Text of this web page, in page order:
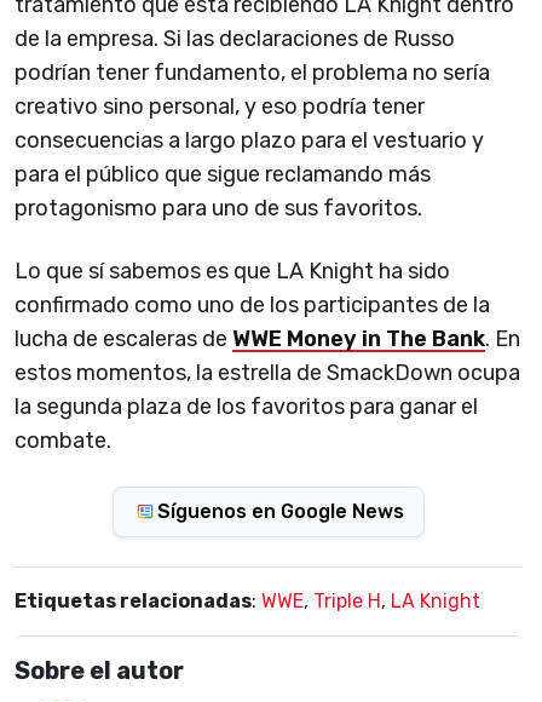
de la empresa. Si las declaraciones de Russo
podrían tener fundamento, el problema no sería
creativo sino personal, y eso podría tener
consecuencias a largo plazo para el vestuario y
para el público que sigue reclamando más
protagonismo para uno de sus favoritos.
Lo que sí sabemos es que LA Knight ha sido
confirmado como uno de los participantes de la
lucha de escaleras de WWE Money in The Bank. En
estos momentos, la estrella de SmackDown ocupa
la segunda plaza de los favoritos para ganar el
combate.
Síguenos en Google News
Etiquetas relacionadas: WWE, Triple H, LA Knight
Sobre el autor